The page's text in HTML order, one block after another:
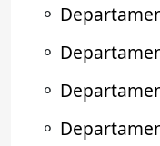
⚬
⚬
⚬
⚬